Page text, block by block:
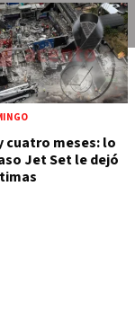
cuatro meses: lo
Jet Set le dejó